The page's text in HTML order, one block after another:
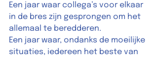
Een jaar waar collega’s voor elkaar
in de bres zijn gesprongen om het
allemaal te beredderen.
Een jaar waar, ondanks de moeilijke
situaties, iedereen het beste van